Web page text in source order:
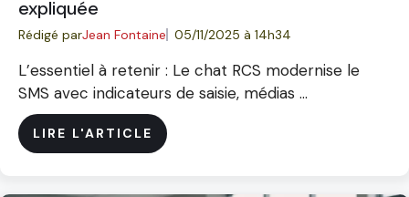
expliquée
Rédigé parJean Fontaine 05/11/2025 à 14h34
L’essentiel à retenir : Le chat RCS modernise le
SMS avec indicateurs de saisie, médias ...
LIRE L'ARTICLE